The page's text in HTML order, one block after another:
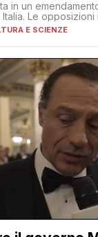
in un
Italia. Le
E SCIENZE